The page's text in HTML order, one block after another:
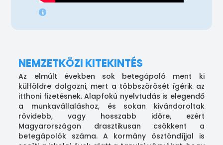
NEMZETKÖZI KITEKINTÉS
Az elmúlt években sok betegápoló ment ki
külföldre dolgozni, mert a többszörösét ígérik az
itthoni fizetésnek. Alapfokú nyelvtudás is elegendő
a munkavállaláshoz, és sokan kivándoroltak
rövidebb, vagy hosszabb időre, ezért
Magyarországon drasztikusan csökkent a
betegápolók száma. A kormány ösztöndíjjal is